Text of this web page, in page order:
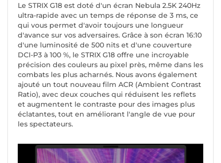
Le STRIX G18 est doté d'un écran Nebula 2.5K 240Hz
ultra-rapide avec un temps de réponse de 3 ms, ce
qui vous permet d'avoir toujours une longueur
d'avance sur vos adversaires. Grâce à son écran 16:10
d'une luminosité de 500 nits et d'une couverture
DCI-P3 à 100 %, le STRIX G18 offre une incroyable
précision des couleurs au pixel près, même dans les
combats les plus acharnés. Nous avons également
ajouté un tout nouveau film ACR (Ambient Contrast
Ratio), avec deux couches qui réduisent les reflets
et augmentent le contraste pour des images plus
éclatantes, tout en améliorant l'angle de vue pour
les spectateurs.